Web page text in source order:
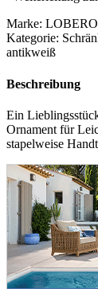
Marke:
Kategorie:
antikweiß
Beschreibung
Ein
Ornament für
stapelweise